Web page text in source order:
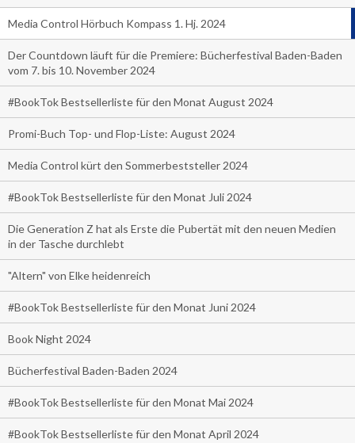
Media Control Hörbuch Kompass 1. Hj. 2024
Der Countdown läuft für die Premiere: Bücherfestival Baden-Baden
vom 7. bis 10. November 2024
#BookTok Bestsellerliste für den Monat August 2024
Promi-Buch Top- und Flop-Liste: August 2024
Media Control kürt den Sommerbeststeller 2024
#BookTok Bestsellerliste für den Monat Juli 2024
Die Generation Z hat als Erste die Pubertät mit den neuen Medien
in der Tasche durchlebt
"Altern" von Elke heidenreich
#BookTok Bestsellerliste für den Monat Juni 2024
Book Night 2024
Bücherfestival Baden-Baden 2024
#BookTok Bestsellerliste für den Monat Mai 2024
#BookTok Bestsellerliste für den Monat April 2024